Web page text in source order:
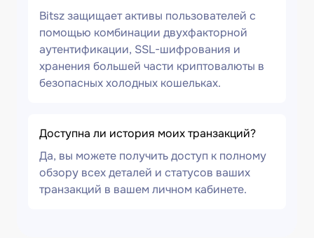
Bitsz защищает активы пользователей с
помощью комбинации двухфакторной
аутентификации, SSL-шифрования и
хранения большей части криптовалюты в
безопасных холодных кошельках.
Доступна ли история моих транзакций?
Да, вы можете получить доступ к полному
обзору всех деталей и статусов ваших
транзакций в вашем личном кабинете.